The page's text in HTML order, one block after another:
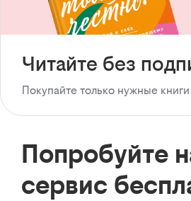
Читайте без
Покупайте только нужные книги
Попробуйте
сервис